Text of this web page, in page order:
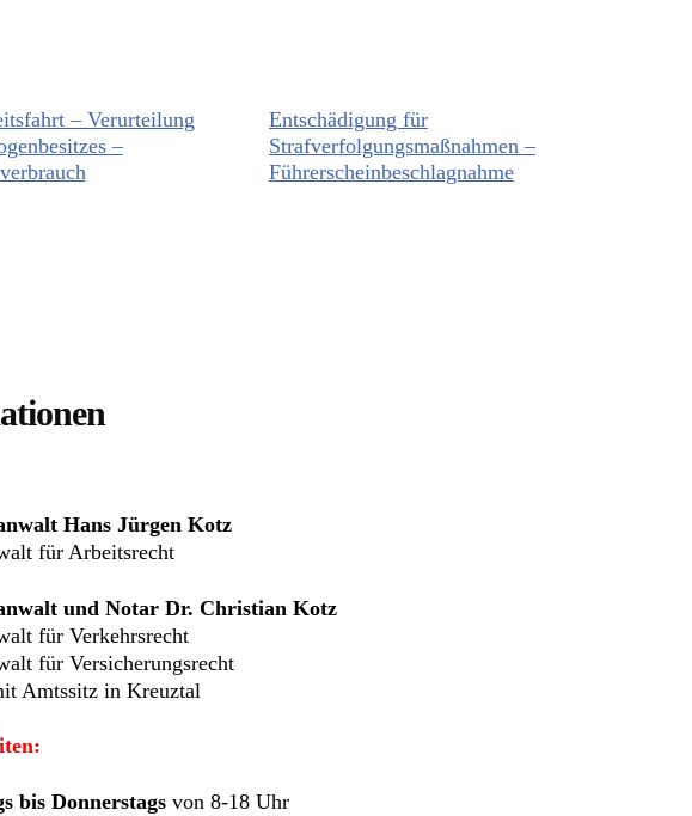
– Verurteilung
–
Entschädigung für
Strafverfolgungsmaßnahmen –
Führerscheinbeschlagnahme
Hans Jürgen Kotz
für Arbeitsrecht
und Notar Dr. Christian Kotz
für Verkehrsrecht
für Versicherungsrecht
Amtssitz in Kreuztal
bis Donnerstagsvon 8-18 Uhr